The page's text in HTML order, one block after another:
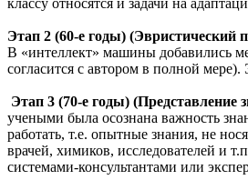
Этап 2 (60-е годы) (Эвристический
В «интеллект» машины добавились
согласится с автором в полной
Этап 3 (70-е годы) (Представление
учеными была осознана важность
работать, т.е. опытные знания, не
врачей, химиков, исследователей и
системами-консультантами или